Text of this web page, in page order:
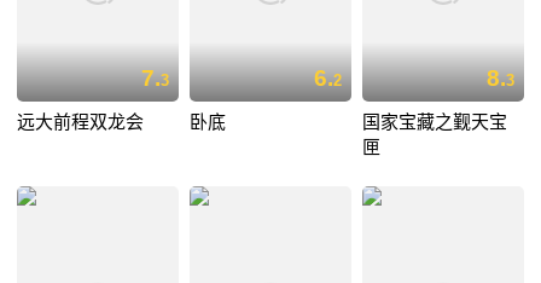
7.3
远大前程双龙会
6.2
卧底
8.3
国家宝藏之觐天宝
匣